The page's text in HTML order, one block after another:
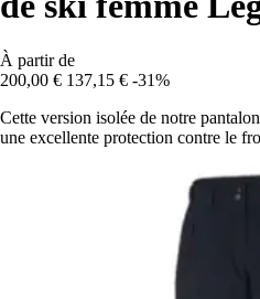
À partir de
200,00 € 137,15 € -31%
Cette version isolée de notre
une excellente protection contre le